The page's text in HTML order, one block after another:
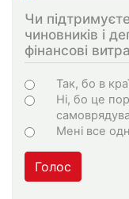
Чи
чиновників і
фінансові
Choices
Так, бо в
Ні, бо це
Мені все
Голос